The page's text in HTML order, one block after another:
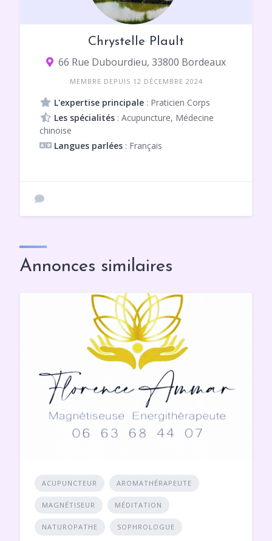
Chrystelle Plault
66 Rue Dubourdieu, 33800 Bordeaux
MEMBRE DEPUIS 12 DÉCEMBRE 2024
L'expertise principale : Praticien Corps
Les spécialités : Acupuncture, Médecine
chinoise
Langues parlées : Français
Annonces similaires
ACUPUNCTEUR AROMATHÉRAPEUTE
MAGNÉTISEUR MÉDITATION
NATUROPATHE SOPHROLOGUE